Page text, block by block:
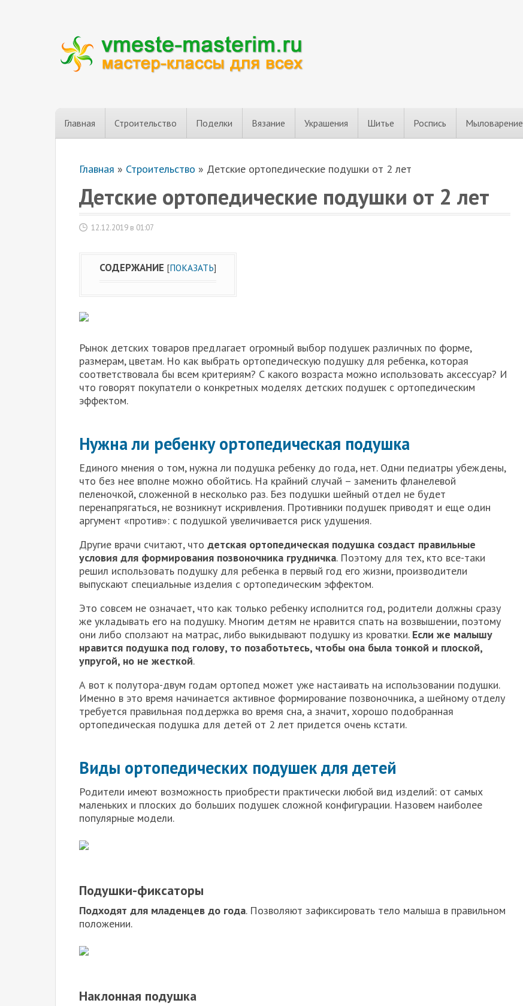
Главная Строительство Поделки Вязание Украшения Шитье Роспись Мыловарение
Главная » Строительство » Детские ортопедические подушки от 2 лет
Детские ортопедические подушки от 2 лет
12.12.2019 в 01:07
СОДЕРЖАНИЕ [ПОКАЗАТЬ]
Рынок детских товаров предлагает огромный выбор подушек различных по форме,
размерам, цветам. Но как выбрать ортопедическую подушку для ребенка, которая
соответствовала бы всем критериям? С какого возраста можно использовать аксессуар? И
что говорят покупатели о конкретных моделях детских подушек с ортопедическим
эффектом.
Нужна ли ребенку ортопедическая подушка
Единого мнения о том, нужна ли подушка ребенку до года, нет. Одни педиатры убеждены,
что без нее вполне можно обойтись. На крайний случай – заменить фланелевой
пеленочкой, сложенной в несколько раз. Без подушки шейный отдел не будет
перенапрягаться, не возникнут искривления. Противники подушек приводят и еще один
аргумент «против»: с подушкой увеличивается риск удушения.
Другие врачи считают, что детская ортопедическая подушка создаст правильные
условия для формирования позвоночника грудничка. Поэтому для тех, кто все-таки
решил использовать подушку для ребенка в первый год его жизни, производители
выпускают специальные изделия с ортопедическим эффектом.
Это совсем не означает, что как только ребенку исполнится год, родители должны сразу
же укладывать его на подушку. Многим детям не нравится спать на возвышении, поэтому
они либо сползают на матрас, либо выкидывают подушку из кроватки. Если же малышу
нравится подушка под голову, то позаботьтесь, чтобы она была тонкой и плоской,
упругой, но не жесткой.
А вот к полутора-двум годам ортопед может уже настаивать на использовании подушки.
Именно в это время начинается активное формирование позвоночника, а шейному отделу
требуется правильная поддержка во время сна, а значит, хорошо подобранная
ортопедическая подушка для детей от 2 лет придется очень кстати.
Виды ортопедических подушек для детей
Родители имеют возможность приобрести практически любой вид изделий: от самых
маленьких и плоских до больших подушек сложной конфигурации. Назовем наиболее
популярные модели.
Подушки-фиксаторы
Подходят для младенцев до года. Позволяют зафиксировать тело малыша в правильном
положении.
Наклонная подушка